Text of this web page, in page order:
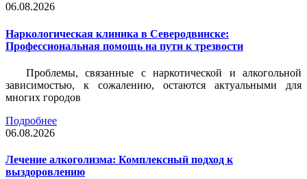
06.08.2026
Наркологическая клиника в Северодвинске:
Профессиональная помощь на пути к трезвости
Проблемы, связанные с наркотической и алкогольной
зависимостью, к сожалению, остаются актуальными для
многих городов
Подробнее
06.08.2026
Лечение алкоголизма: Комплексный подход к
выздоровлению